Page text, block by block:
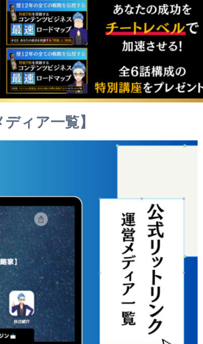
ィア一覧】